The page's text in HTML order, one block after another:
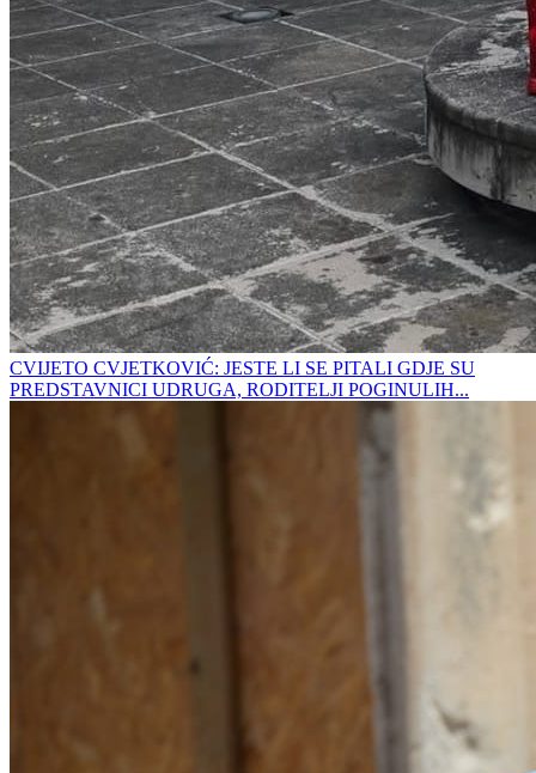
CVIJETO CVJETKOVIĆ: JESTE LI SE PITALI GDJE SU
PREDSTAVNICI UDRUGA, RODITELJI POGINULIH...